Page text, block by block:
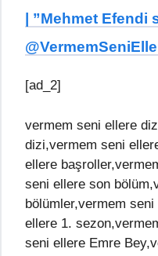
| ”Mehmet Efendi
[ad_2]
vermem seni ellere
dizi,vermem seni
ellere
seni ellere son
bölümler,vermem
ellere 1.
seni ellere Emre